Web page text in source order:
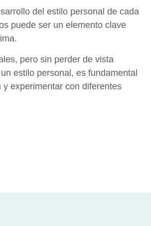
del estilo personal de cada
puede ser un elemento clave
pero sin perder de vista
estilo personal, es fundamental
experimentar con diferentes